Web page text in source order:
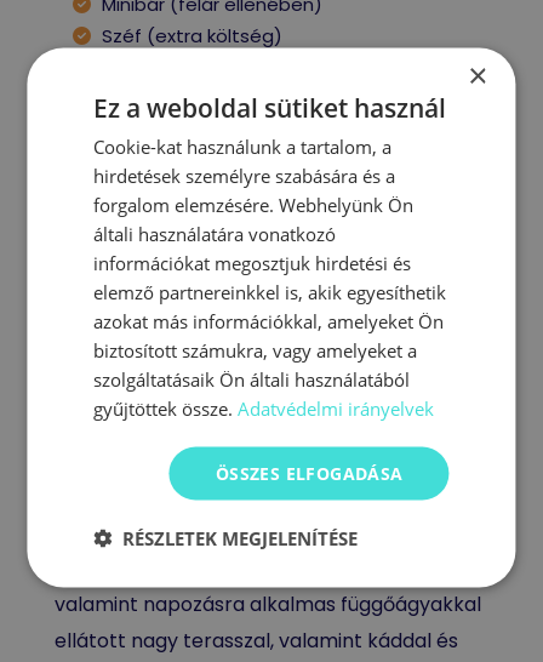
Széf (extra költség)
Ajánlatot kérek
Lakosztály
Képzeljen el egy luxuslakosztályt, ahol
párjával együtt élvezzi a tenerifei nyaralást.
Képzelje el a pihenést az Ön által kedvelt
kilátással. Pihenés és kényelem két nagy
valamint napozásra alkalmas függőágyakkal
ellátott nagy terasszal, valamint káddal és
×
Ez a weboldal sütiket használ
Cookie-kat használunk a tartalom, a
hirdetések személyre szabására és a
forgalom elemzésére. Webhelyünk Ön
általi használatára vonatkozó
információkat megosztjuk hirdetési és
elemző partnereinkkel is, akik egyesíthetik
azokat más információkkal, amelyeket Ön
biztosított számukra, vagy amelyeket a
szolgáltatásaik Ön általi használatából
gyűjtöttek össze.Adatvédelmi irányelvek
ÖSSZES ELFOGADÁSA
RÉSZLETEK MEGJELENÍTÉSE